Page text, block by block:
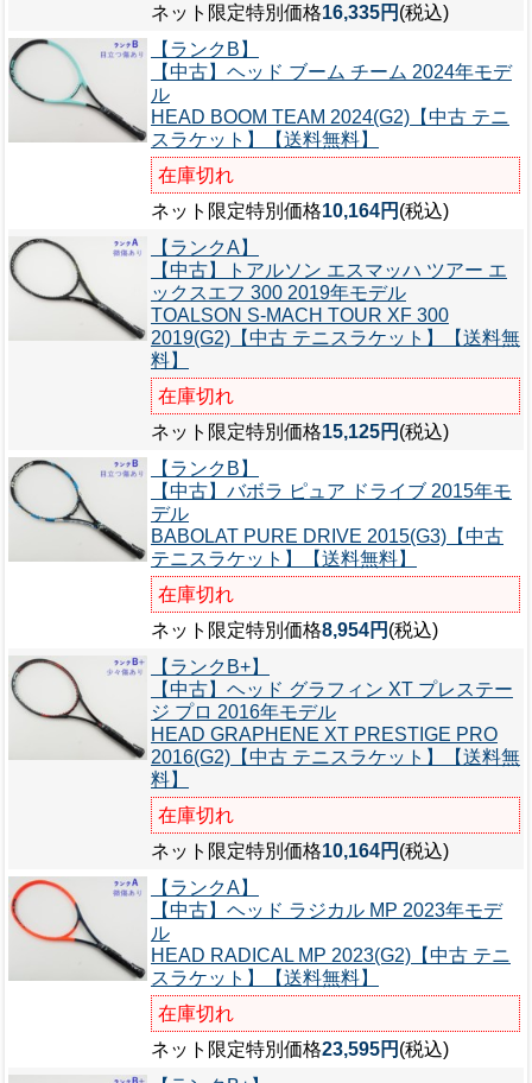
ネット限定特別価格16,335円 (税込)
【ランクB】
【中古】ヘッド ブーム チーム 2024年モデ
ル
HEAD BOOM TEAM 2024(G2)【中古 テニ
スラケット】【送料無料】
在庫切れ
ネット限定特別価格10,164円 (税込)
【ランクA】
【中古】トアルソン エスマッハ ツアー エ
ックスエフ 300 2019年モデル
TOALSON S-MACH TOUR XF 300
2019(G2)【中古 テニスラケット】【送料無
料】
在庫切れ
ネット限定特別価格15,125円 (税込)
【ランクB】
【中古】バボラ ピュア ドライブ 2015年モ
デル
BABOLAT PURE DRIVE 2015(G3)【中古
テニスラケット】【送料無料】
在庫切れ
ネット限定特別価格8,954円 (税込)
【ランクB+】
【中古】ヘッド グラフィン XT プレステー
ジ プロ 2016年モデル
HEAD GRAPHENE XT PRESTIGE PRO
2016(G2)【中古 テニスラケット】【送料無
料】
在庫切れ
ネット限定特別価格10,164円 (税込)
【ランクA】
【中古】ヘッド ラジカル MP 2023年モデ
ル
HEAD RADICAL MP 2023(G2)【中古 テニ
スラケット】【送料無料】
在庫切れ
ネット限定特別価格23,595円 (税込)